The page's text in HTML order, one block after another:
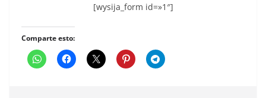
[wysija_form id=»1″]
Comparte esto: